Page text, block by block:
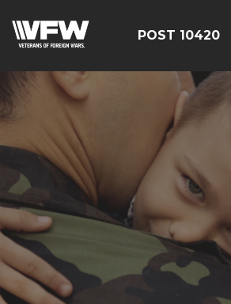
POST 10420